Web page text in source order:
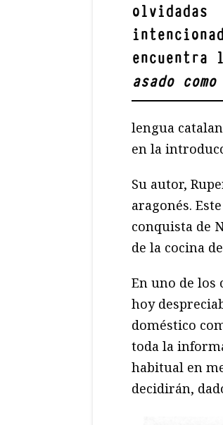
olvidadas
encuentra
asado
lengua
en la
Su autor,
aragonés.
conquista de
de la cocina
En uno de
hoy
doméstico
toda la
habitual en
decidirán,